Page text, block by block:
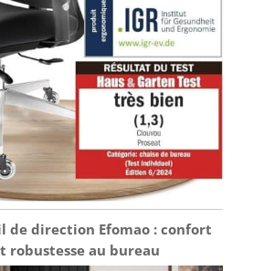
de direction Efomao : confort
robustesse au bureau